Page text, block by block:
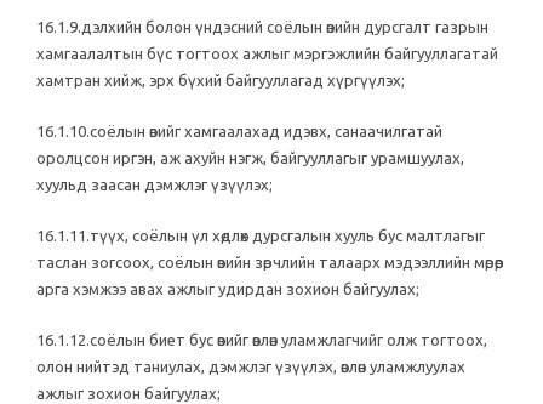
16.1.9.дэлхийн болон үндэсний соёлын өвийн дурсгалт газрын
хамгаалалтын бүс тогтоох ажлыг мэргэжлийн байгууллагатай
хамтран хийж, эрх бүхий байгууллагад хүргүүлэх;
16.1.10.соёлын өвийг хамгаалахад идэвх, санаачилгатай
оролцсон иргэн, аж ахуйн нэгж, байгууллагыг урамшуулах,
хуульд заасан дэмжлэг үзүүлэх;
16.1.11.түүх, соёлын үл хөдлөх дурсгалын хууль бус малтлагыг
таслан зогсоох, соёлын өвийн зөрчлийн талаарх мэдээллийн мөрөөр
арга хэмжээ авах ажлыг удирдан зохион байгуулах;
16.1.12.соёлын биет бус өвийг өвлөн уламжлагчийг олж тогтоох,
олон нийтэд таниулах, дэмжлэг үзүүлэх, өвлөн уламжлуулах
ажлыг зохион байгуулах;